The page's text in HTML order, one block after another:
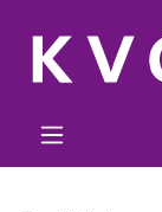
Zum Hauptinhalt